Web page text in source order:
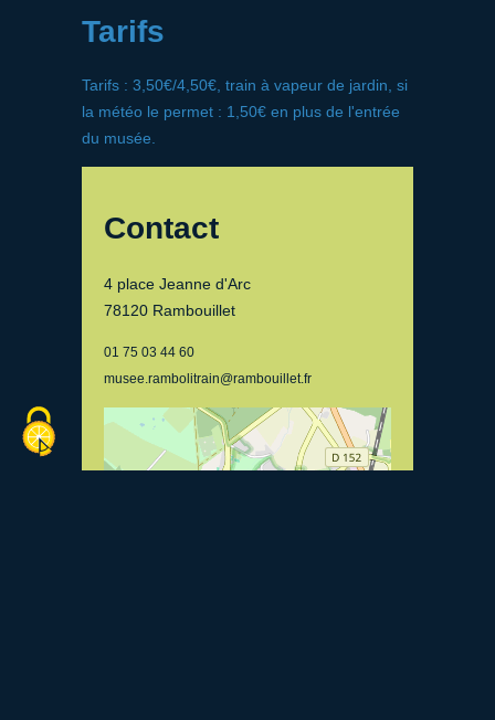
Tarifs
Tarifs : 3,50€/4,50€, train à vapeur de jardin, si
la météo le permet : 1,50€ en plus de l'entrée
du musée.
Contact
4 place Jeanne d'Arc
78120 Rambouillet
01 75 03 44 60
musee.rambolitrain@rambouillet.fr